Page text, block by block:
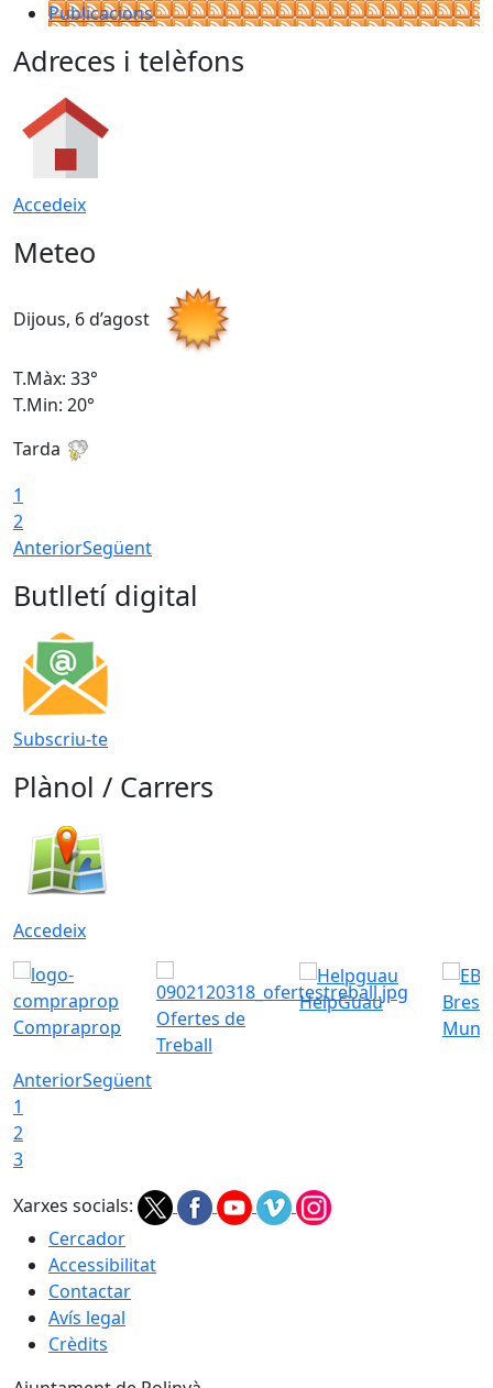
Publicacions
Adreces i telèfons
Accedeix
Meteo
Dijous, 6 d’agost
T.Màx: 33°
T.Min: 20°
Tarda
1
2
AnteriorSegüent
Butlletí digital
Subscriu-te
Plànol / Carrers
Accedeix
Compraprop
Ofertes de
Treball
HelpGuau
AnteriorSegüent
1
2
3
Xarxes socials:
Cercador
Accessibilitat
Contactar
Avís legal
Crèdits